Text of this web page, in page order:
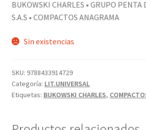
BUKOWSKI CHARLES • GRUPO PENTA
S.A.S • COMPACTOS ANAGRAMA
Sin existencias
SKU: 9788433914729
Categoría: LIT.UNIVERSAL
Etiquetas: BUKOWSKI CHARLES,